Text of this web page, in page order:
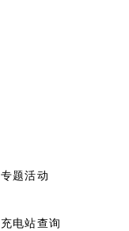
专题活动
充电站查询